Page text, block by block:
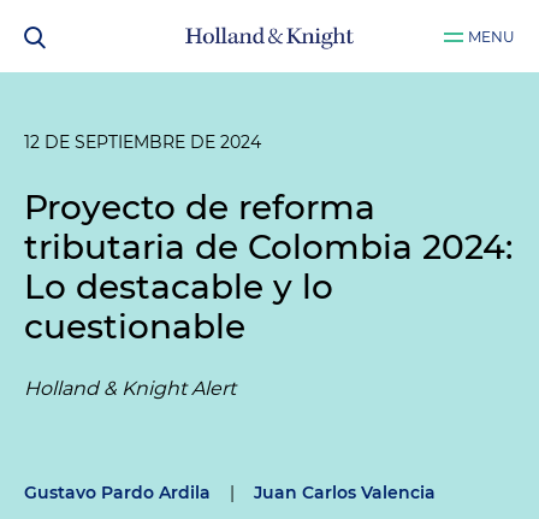
MENU
12 DE SEPTIEMBRE DE 2024
Proyecto de reforma
tributaria de Colombia 2024:
Lo destacable y lo
cuestionable
Holland & Knight Alert
Gustavo Pardo Ardila |
Juan Carlos Valencia